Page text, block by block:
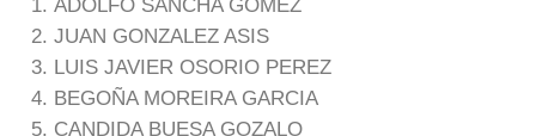
ADOLFO SANCHA GOMEZ
JUAN GONZALEZ ASIS
LUIS JAVIER OSORIO PEREZ
BEGOÑA MOREIRA GARCIA
CANDIDA BUESA GOZALO